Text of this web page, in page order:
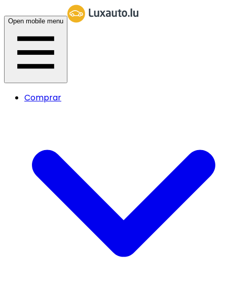
Open mobile menu
Comprar